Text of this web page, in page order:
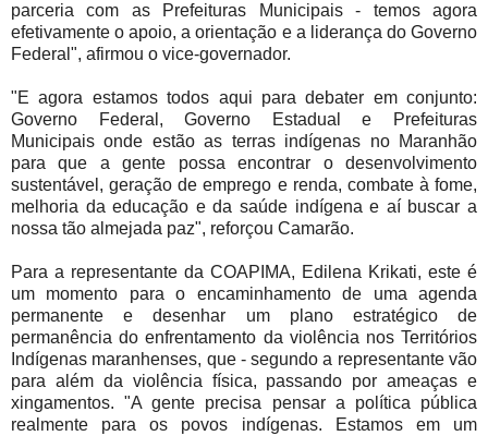
parceria com as Prefeituras Municipais - temos agora
efetivamente o apoio, a orientação e a liderança do Governo
Federal", afirmou o vice-governador.
"E agora estamos todos aqui para debater em conjunto:
Governo Federal, Governo Estadual e Prefeituras
Municipais onde estão as terras indígenas no Maranhão
para que a gente possa encontrar o desenvolvimento
sustentável, geração de emprego e renda, combate à fome,
melhoria da educação e da saúde indígena e aí buscar a
nossa tão almejada paz", reforçou Camarão.
Para a representante da COAPIMA, Edilena Krikati, este é
um momento para o encaminhamento de uma agenda
permanente e desenhar um plano estratégico de
permanência do enfrentamento da violência nos Territórios
Indígenas maranhenses, que - segundo a representante vão
para além da violência física, passando por ameaças e
xingamentos. "A gente precisa pensar a política pública
realmente para os povos indígenas. Estamos em um